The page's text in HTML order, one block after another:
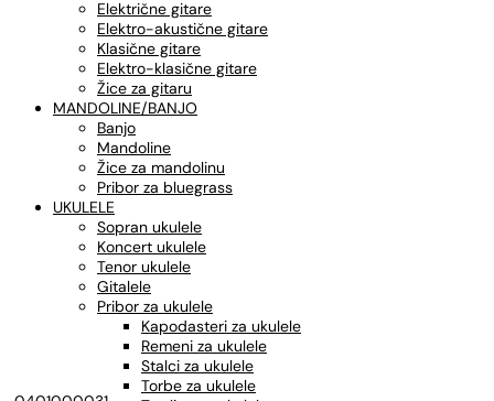
Električne gitare
Elektro-akustične gitare
Klasične gitare
Elektro-klasične gitare
Žice za gitaru
MANDOLINE/BANJO
Banjo
Mandoline
Žice za mandolinu
Pribor za bluegrass
UKULELE
Sopran ukulele
Koncert ukulele
Tenor ukulele
Gitalele
Pribor za ukulele
Kapodasteri za ukulele
Remeni za ukulele
Stalci za ukulele
Torbe za ukulele